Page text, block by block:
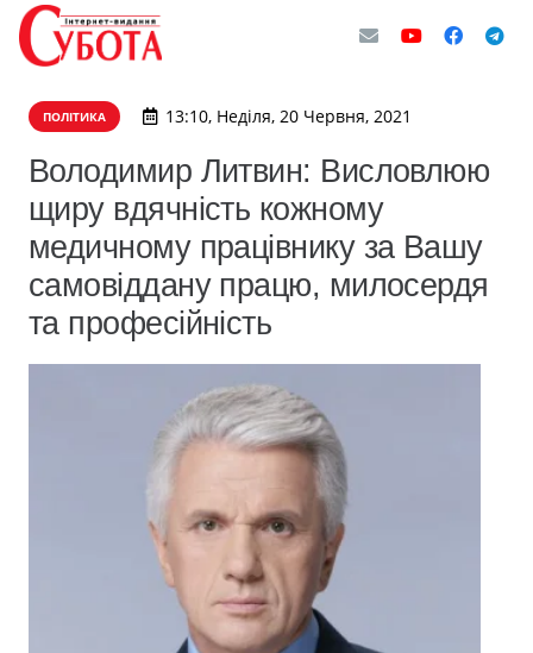
ПОЛІТИКА 13:10, Неділя, 20 Червня, 2021
Володимир Литвин: Висловлюю
щиру вдячність кожному
медичному працівнику за Вашу
самовіддану працю, милосердя
та професійність